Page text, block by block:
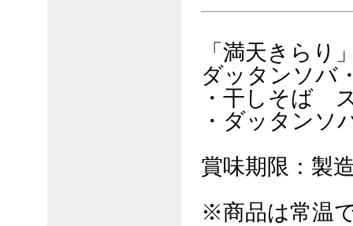
「満天きらり
ダッタンソバ
・干しそば
・ダッタン
賞味期限：製
※商品は常温